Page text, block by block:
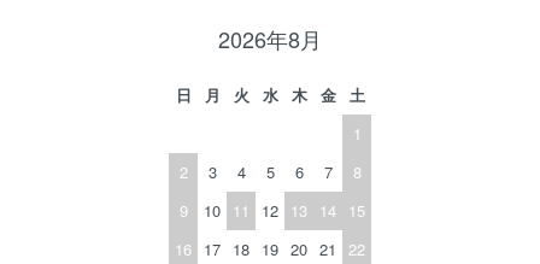
2026年8月
日 月 火 水 木 金
土
1
2
3 4 5 6 7
8
9
10 11 12 13 14
15
16 17 18 19 20 21
22